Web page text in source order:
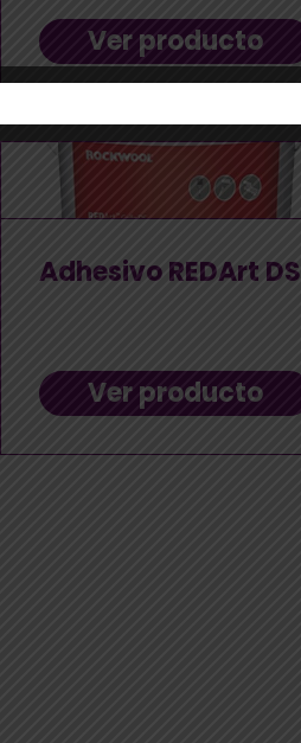
Ver producto
Adhesivo REDArt DS
Ver producto